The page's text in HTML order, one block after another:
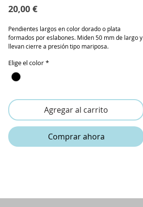
20,00 €Precio
Pendientes largos en color dorado o plata
formados por eslabones. Miden 50 mm de largo y
llevan cierre a presión tipo mariposa.
Elige el color *
Agregar al carrito
Comprar ahora